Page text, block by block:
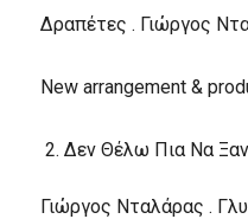
Δραπέτες . Γιώργος
New arrangement &
Δεν Θέλω Πια Να
Γιώργος Νταλάρας .